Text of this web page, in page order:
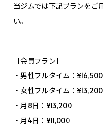
当ジムでは下記プランをご
い。
［会員プラン］
・男性フルタイム：¥16,500
・女性フルタイム：¥13,200
・月8日：¥13,200
・月4日：¥11,000